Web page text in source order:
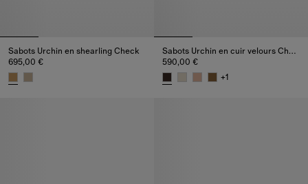
Sabots Urchin en shearling Check
695,00 €
Sabots Urchin en cuir velours Check
590,00 €
+1